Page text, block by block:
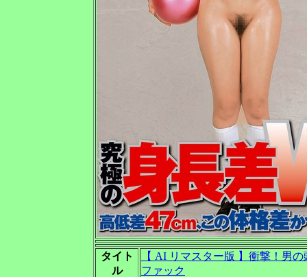
タイト
ル
【 AI リマスター版 】衝撃！男
ファック